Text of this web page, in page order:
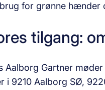
for grønne hænder
tilgang:
Aalborg Gartner
i 9210 Aalborg SØ,